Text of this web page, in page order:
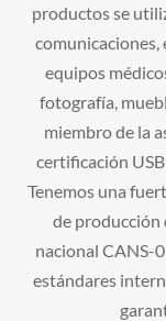
productos se
comunicaciones,
equipos
fotografía,
miembro de la
certificación
Tenemos una
de
nacional CANS-
estándares